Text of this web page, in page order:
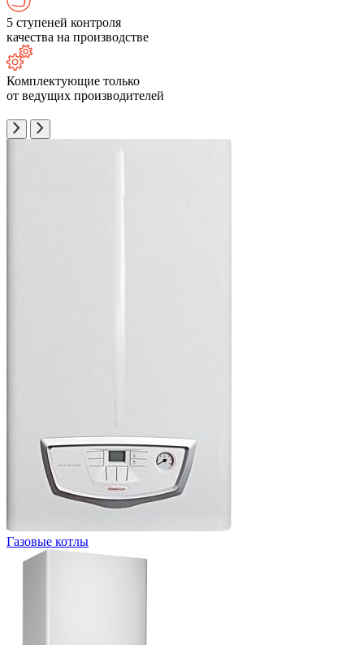
5 ступеней контроля
качества на производстве
Комплектующие только
от ведущих производителей
Газовые котлы